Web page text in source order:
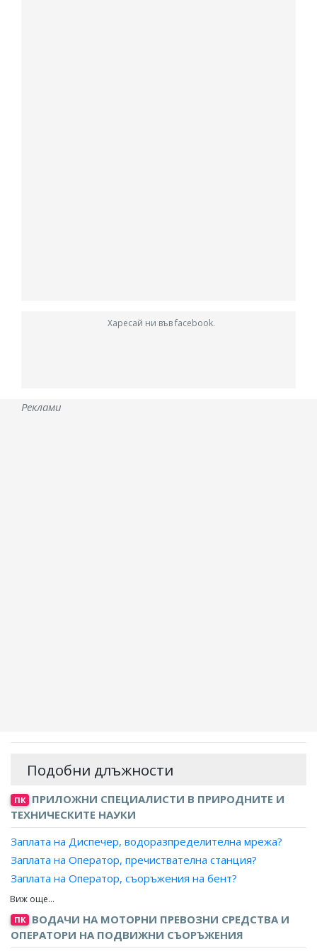
Харесай ни във facebook.
Реклами
Подобни длъжности
ПК ПРИЛОЖНИ СПЕЦИАЛИСТИ В ПРИРОДНИТЕ И
ТЕХНИЧЕСКИТЕ НАУКИ
Заплата на Диспечер, водоразпределителна мрежа?
Заплата на Оператор, пречиствателна станция?
Заплата на Оператор, съоръжения на бент?
Заплата на Оператор, вентилационно оборудване?
Заплата на Оператор, воднопреработвателна станция?
Заплата на Оператор, воднопречиствателна станция?
ПК ВОДАЧИ НА МОТОРНИ ПРЕВОЗНИ СРЕДСТВА И
ОПЕРАТОРИ НА ПОДВИЖНИ СЪОРЪЖЕНИЯ